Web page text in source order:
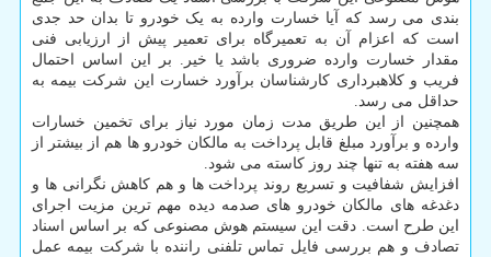
بندی می رسد که آیا خسارت وارده به یک خودرو تا بدان حد جدی
است که اعزام آن به تعمیرگاه برای تعمیر پیش از ارزیابی فنی
مقدار خسارت وارده ضروری باشد یا خیر. بر این اساس احتمال
فریب و کلاهبرداری کارشناسان برآورد خسارت این شرکت بیمه به
حداقل می رسد.
همچنین از این طریق مدت زمان مورد نیاز برای تخمین خسارات
وارده و برآورد مبلغ قابل پرداخت به مالکان خودرو ها هم از بیشتر از
سه هفته به تنها چند روز کاسته می شود.
افزایش شفافیت و تسریع روند پرداخت ها و هم کاهش نگرانی ها و
دغدغه های مالکان خودرو های صدمه دیده مهم ترین مزیت اجرای
این طرح است. دقت این سیستم هوش مصنوعی که بر اساس اسناد
تصادف و هم بررسی فایل تماس تلفنی راننده با شرکت بیمه عمل